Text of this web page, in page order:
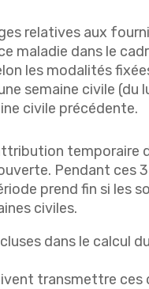
relatives aux
maladie dans le
les modalités
semaine civile (du
civile précédente.
temporaire
Pendant ces
prend fin si les
civiles.
dans le calcul
transmettre ces